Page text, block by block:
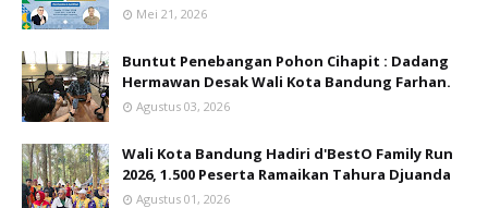
Mei 21, 2026
Buntut Penebangan Pohon Cihapit : Dadang
Hermawan Desak Wali Kota Bandung Farhan.
Agustus 03, 2026
Wali Kota Bandung Hadiri d'BestO Family Run
2026, 1.500 Peserta Ramaikan Tahura Djuanda
Agustus 01, 2026